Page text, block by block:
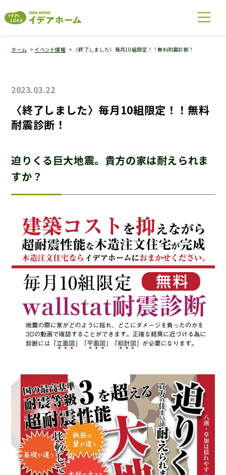
ホーム イベント情報 〈終了しました〉毎月10組限定！！無料耐震診断！
2023.03.22
〈終了しました〉毎月10組限定！！無料
耐震診断！
迫りくる巨大地震。貴方の家は耐えられま
すか？